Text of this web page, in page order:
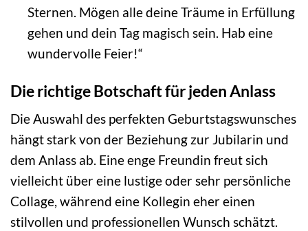
Sternen. Mögen alle deine Träume in Erfüllung
gehen und dein Tag magisch sein. Hab eine
wundervolle Feier!“
Die richtige Botschaft für jeden Anlass
Die Auswahl des perfekten Geburtstagswunsches
hängt stark von der Beziehung zur Jubilarin und
dem Anlass ab. Eine enge Freundin freut sich
vielleicht über eine lustige oder sehr persönliche
Collage, während eine Kollegin eher einen
stilvollen und professionellen Wunsch schätzt.